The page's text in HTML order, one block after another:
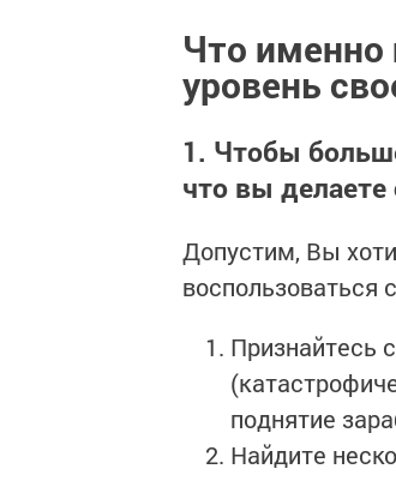
Что именно
уровень
1. Чтобы
что вы делаете
Допустим, Вы
Признайтесь
поднятие
Найдите